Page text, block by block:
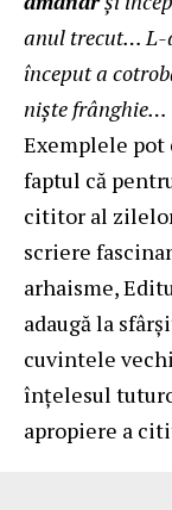
anul trecut… L-
început a
nişte frânghie…
Exemplele pot
faptul că
cititor al zilelor
scriere
arhaisme,
adaugă la
cuvintele
înțelesul
apropiere a